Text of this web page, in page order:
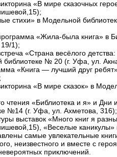
«В мире сказочных
стихи» в Модельной
«Жила-была книга» в
1);
«Страна весёлого
№ 20 (г. Уфа, ул.
«Книга — лучший друг
«В мире сказок» в
чтения «Библиотека и я» и Дни
№14 (г. Уфа, ул. Ахметова, 316);
выставок «Много книг я
«Веселые каникулы»
самые увлекательные
неизвестного и вместе с
приключений.